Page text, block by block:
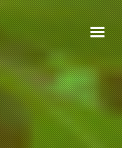
ACCUEIL
À PROPOS
GAMMES
CERTIFICATIONS
RECETTES
ACTUALITÉS